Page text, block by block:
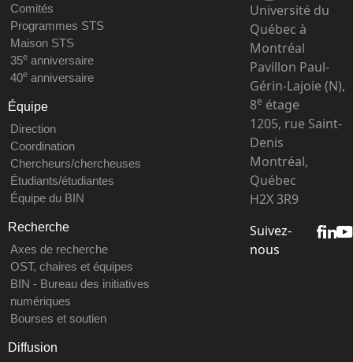
Comités
Programmes STS
Maison STS
35eanniversaire
40eanniversaire
Équipe
Direction
Coordination
Chercheurs/chercheuses
Étudiants/étudiantes
Équipe du BIN
Recherche
Axes de recherche
OST, chaires et équipes
BIN - Bureau des initiatives
numériques
Bourses et soutien
Diffusion
Université du
Québec à
Montréal
Pavillon Paul-
Gérin-Lajoie (N),
8e étage
1205, rue Saint-
Denis
Montréal,
Québec
H2X 3R9
Suivez-
nous